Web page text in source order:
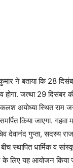
ने बताया कि 28
जत्था 29 दिसंबर
अयोध्या स्थित राम
किया जाएगा. गहवा
देवानंद गुप्ता, सदस्य
स्थापित धार्मिक व
लिए यह आयोजन किया